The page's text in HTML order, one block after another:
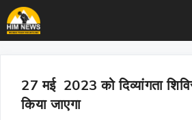
Skip
to
content
27 मई 2023 को दिव्यांगता
किया जाएगा